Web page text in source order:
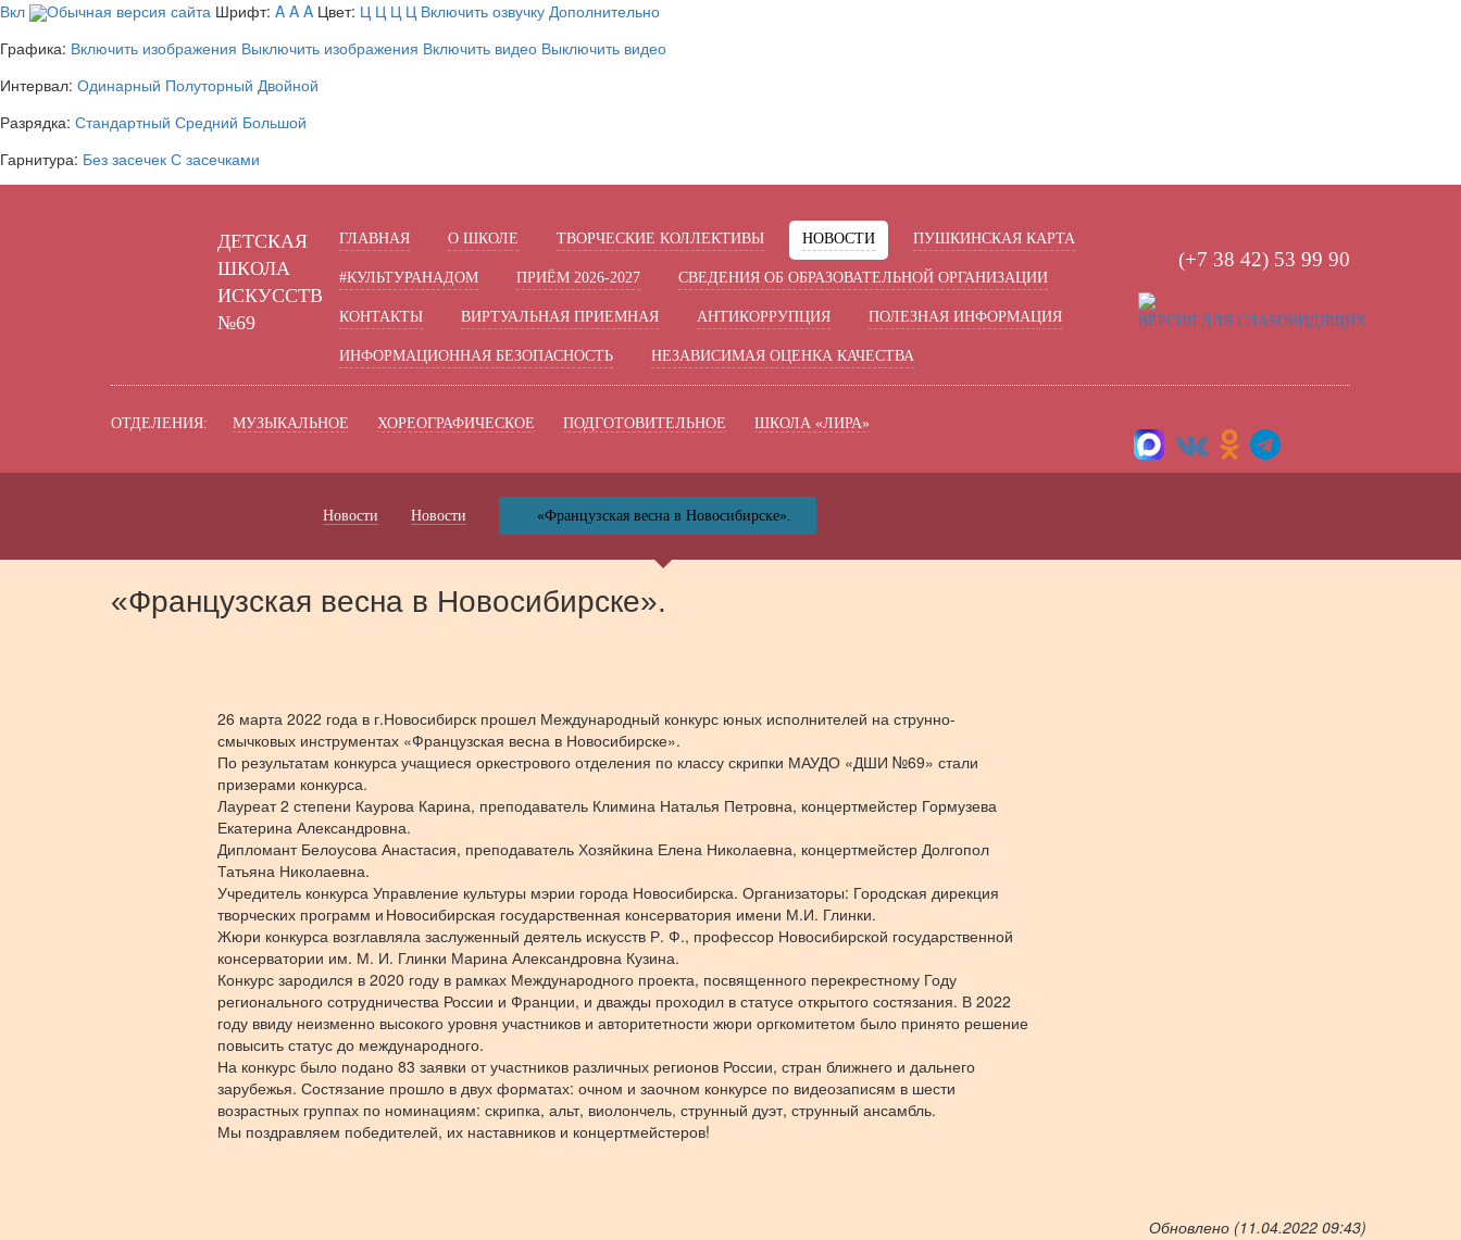
Вкл Обычная версия сайта Шрифт: A A A Цвет: Ц Ц Ц Ц Включить озвучку Дополнительно
Графика: Включить изображения Выключить изображения Включить видео Выключить видео
Интервал: Одинарный Полуторный Двойной
Разрядка: Стандартный Средний Большой
Гарнитура: Без засечек С засечками
ДЕТСКАЯ
ШКОЛА
ИСКУССТВ
№69
ГЛАВНАЯ О ШКОЛЕ ТВОРЧЕСКИЕ КОЛЛЕКТИВЫ НОВОСТИ ПУШКИНСКАЯ КАРТА
#КУЛЬТУРАНАДОМ ПРИЁМ 2026-2027 СВЕДЕНИЯ ОБ ОБРАЗОВАТЕЛЬНОЙ ОРГАНИЗАЦИИ
КОНТАКТЫ ВИРТУАЛЬНАЯ ПРИЕМНАЯ АНТИКОРРУПЦИЯ ПОЛЕЗНАЯ ИНФОРМАЦИЯ
ИНФОРМАЦИОННАЯ БЕЗОПАСНОСТЬ НЕЗАВИСИМАЯ ОЦЕНКА КАЧЕСТВА
(+7 38 42) 53 99 90
ВЕРСИЯ ДЛЯ СЛАБОВИДЯЩИХ
ОТДЕЛЕНИЯ: МУЗЫКАЛЬНОЕ ХОРЕОГРАФИЧЕСКОЕ ПОДГОТОВИТЕЛЬНОЕ ШКОЛА «ЛИРА»
Новости Новости «Французская весна в Новосибирске».
«Французская весна в Новосибирске».
26 марта 2022 года в г.Новосибирск прошел Международный конкурс юных исполнителей на струнно-
смычковых инструментах «Французская весна в Новосибирске».
По результатам конкурса учащиеся оркестрового отделения по классу скрипки МАУДО «ДШИ №69» стали
призерами конкурса.
Лауреат 2 степени Каурова Карина, преподаватель Климина Наталья Петровна, концертмейстер Гормузева
Екатерина Александровна.
Дипломант Белоусова Анастасия, преподаватель Хозяйкина Елена Николаевна, концертмейстер Долгопол
Татьяна Николаевна.
Учредитель конкурса Управление культуры мэрии города Новосибирска. Организаторы: Городская дирекция
творческих программ и Новосибирская государственная консерватория имени М.И. Глинки.
Жюри конкурса возглавляла заслуженный деятель искусств Р. Ф., профессор Новосибирской государственной
консерватории им. М. И. Глинки Марина Александровна Кузина.
Конкурс зародился в 2020 году в рамках Международного проекта, посвященного перекрестному Году
регионального сотрудничества России и Франции, и дважды проходил в статусе открытого состязания. В 2022
году ввиду неизменно высокого уровня участников и авторитетности жюри оргкомитетом было принято решение
повысить статус до международного.
На конкурс было подано 83 заявки от участников различных регионов России, стран ближнего и дальнего
зарубежья. Состязание прошло в двух форматах: очном и заочном конкурсе по видеозаписям в шести
возрастных группах по номинациям: скрипка, альт, виолончель, струнный дуэт, струнный ансамбль.
Мы поздравляем победителей, их наставников и концертмейстеров!
Обновлено (11.04.2022 09:43)